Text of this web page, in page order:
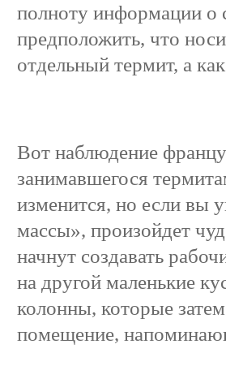
полноту информации
предположить, что
отдельный термит, а
Вот наблюдение
занимавшегося
изменится, но если вы
массы», произойдет
начнут создавать
на другой маленькие
колонны, которые
помещение,